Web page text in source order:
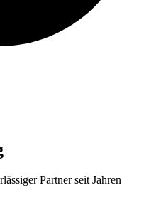
Partner seit Jahren